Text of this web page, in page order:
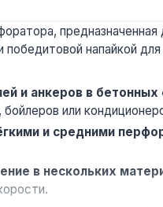
победитовой напайкой
и анкеров в бетонных
или
и средними
в нескольких